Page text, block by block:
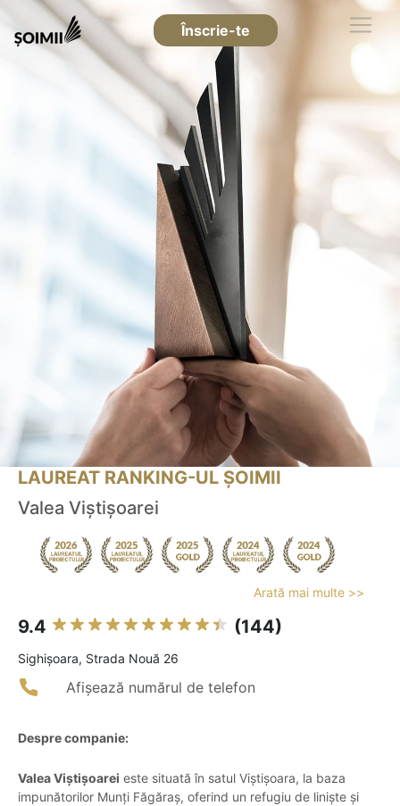
Înscrie-te
LAUREAT RANKING-UL ȘOIMII
Valea Viștișoarei
Arată mai multe >>
9.4 (144)
Sighişoara, Strada Nouă 26
Afișează numărul de telefon
Despre companie:
Valea Viștișoarei este situată în satul Viștișoara, la baza
impunătorilor Munți Făgăraș, oferind un refugiu de liniște și